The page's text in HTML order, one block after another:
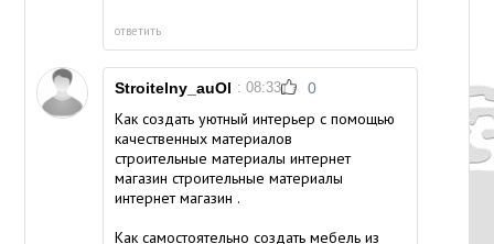
ответить
Stroitelny_auOl : 08:33 0
Как создать уютный интерьер с помощью
качественных материалов
строительные материалы интернет
магазинстроительные материалы
интернет магазин .
Как самостоятельно создать мебель из